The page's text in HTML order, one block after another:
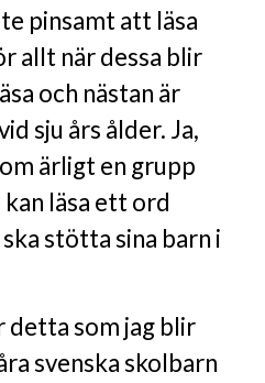
pinsamt att läsa
allt när dessa blir
och nästan är
sju års ålder. Ja,
ärligt en grupp
läsa ett ord
stötta sina barn i
detta som jag blir
svenska skolbarn